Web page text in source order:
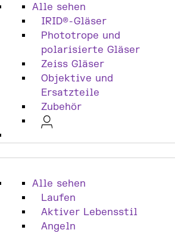
Alle sehen
IRID®-Gläser
Phototrope und
polarisierte Gläser
Zeiss Gläser
Objektive und
Ersatzteile
Zubehör
Alle sehen
Laufen
Aktiver Lebensstil
Angeln